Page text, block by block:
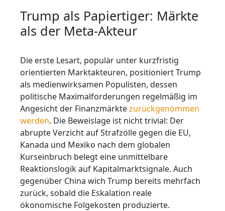
Trump als Papiertiger: Märkte
als der Meta-Akteur
Die erste Lesart, populär unter kurzfristig
orientierten Marktakteuren, positioniert Trump
als medienwirksamen Populisten, dessen
politische Maximalforderungen regelmäßig im
Angesicht der Finanzmärktezurückgenommen
werden. Die Beweislage ist nicht trivial: Der
abrupte Verzicht auf Strafzölle gegen die EU,
Kanada und Mexiko nach dem globalen
Kurseinbruch belegt eine unmittelbare
Reaktionslogik auf Kapitalmarktsignale. Auch
gegenüber China wich Trump bereits mehrfach
zurück, sobald die Eskalation reale
ökonomische Folgekosten produzierte.